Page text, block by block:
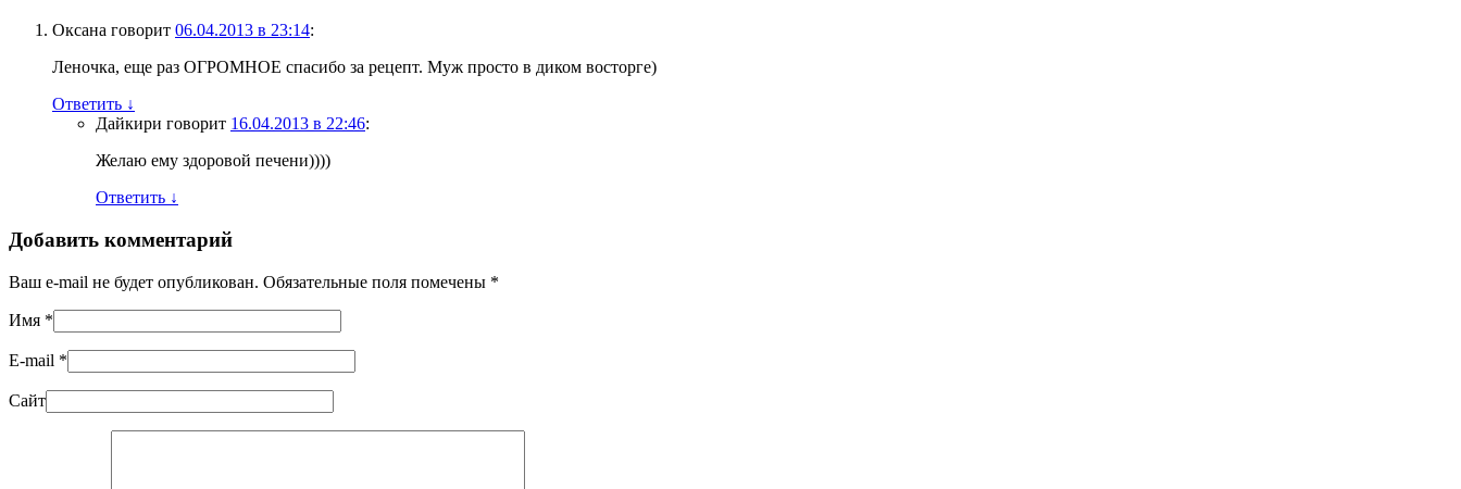
Оксана говорит 06.04.2013 в 23:14:
Леночка, еще раз ОГРОМНОЕ спасибо за рецепт. Муж просто в диком восторге)
Ответить ↓
Дайкири говорит 16.04.2013 в 22:46:
Желаю ему здоровой печени))))
Ответить ↓
Добавить комментарий
Ваш e-mail не будет опубликован. Обязательные поля помечены *
Имя *
E-mail *
Сайт